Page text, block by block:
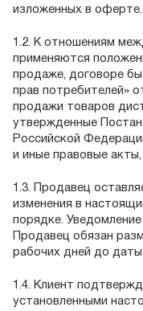
изложенных в оферте.
1.2. К отношениям
применяются
продаже, договоре
прав потребителей»
продажи товаров
утвержденные
Российской
и иные правовые
1.3. Продавец
изменения в
порядке.
Продавец обязан
рабочих дней до даты
1.4. Клиент
установленными